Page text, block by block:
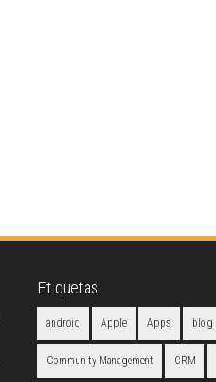
Etiquetas
android Apple Apps blog
Community Management CRM